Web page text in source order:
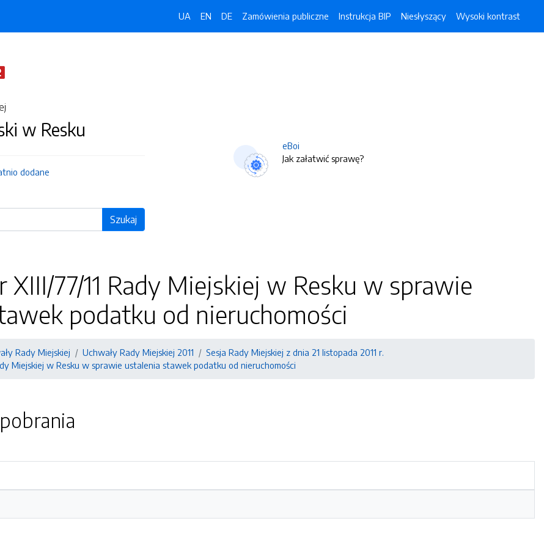
UA EN DE Zamówienia publiczne Instrukcja BIP Niesłyszący Wysoki kontrast
w Resku
dodane
Szukaj
eBoi
Jak załatwić sprawę?
XIII/77/11 Rady Miejskiej w Resku w sprawie
podatku od nieruchomości
Rady Miejskiej Uchwały Rady Miejskiej 2011
Sesja Rady Miejskiej z dnia 21 listopada 2011 r.
Miejskiej w Resku w sprawie ustalenia stawek podatku od nieruchomości